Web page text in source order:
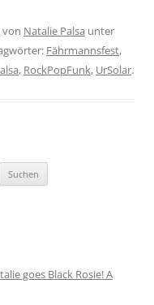
von Natalie Palsa unter
Fährmannsfest,
, RockPopFunk, UrSolar.
goes Black Rosie! A